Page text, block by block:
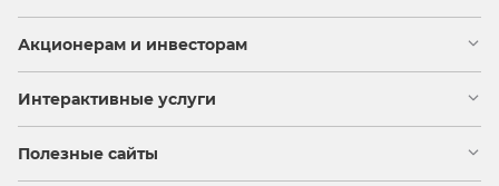
Акционерам и инвесторам
Интерактивные услуги
Полезные сайты